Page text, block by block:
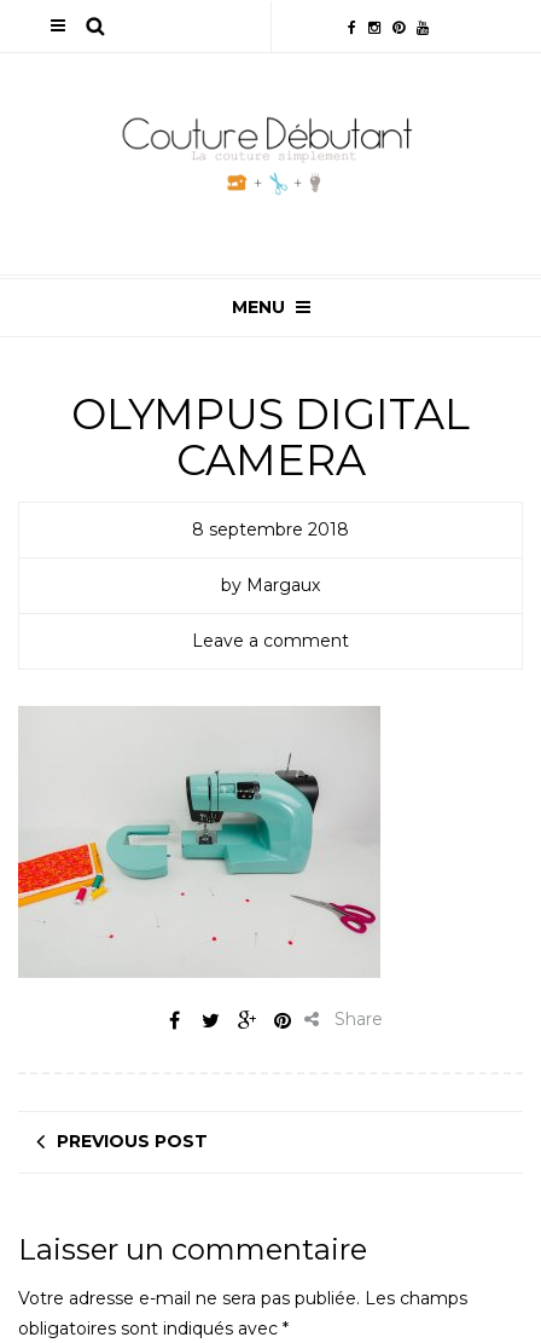
MENU
OLYMPUS DIGITAL
CAMERA
8 septembre 2018
by Margaux
Leave a comment
Share
PREVIOUS POST
Laisser un commentaire
Votre adresse e-mail ne sera pas publiée. Les champs
obligatoires sont indiqués avec *